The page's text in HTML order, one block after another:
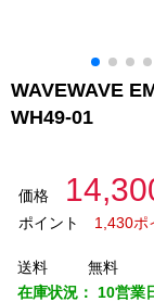
WAVEWAVE
WH49-01
価格
ポイント
1,430ポ
送料
無料
在庫状況： 10営業